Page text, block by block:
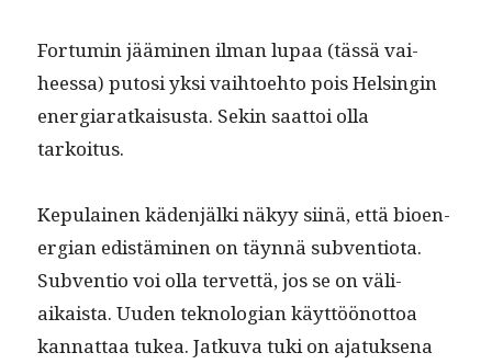
For­tu­min jäämi­nen ilman lupaa (tässä vai­
heessa) putosi yksi vai­h­toe­hto pois Helsin­gin
ener­gia­ratkais­us­ta. Sekin saat­toi olla
tarkoitus.
Kepu­lainen käden­jäl­ki näkyy siinä, että bioen­
er­gian edis­tämi­nen on täyn­nä sub­ven­tio­ta.
Sub­ven­tio voi olla ter­vet­tä, jos se on väli­
aikaista. Uuden teknolo­gian käyt­töönot­toa
kan­nat­taa tukea. Jatku­va tuki on ajatuk­se­na